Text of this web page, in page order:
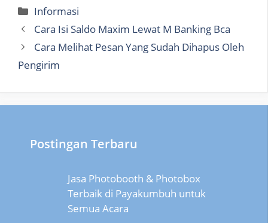
Categories
Informasi
Cara Isi Saldo Maxim Lewat M Banking Bca
Cara Melihat Pesan Yang Sudah Dihapus Oleh
Pengirim
Postingan Terbaru
Jasa Photobooth & Photobox
Terbaik di Payakumbuh untuk
Semua Acara